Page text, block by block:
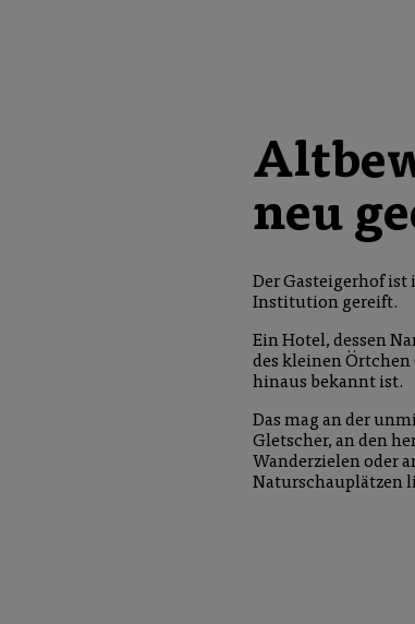
neu
Der Gasteigerhof
Institution gereift.
Ein Hotel, dessen
des kleinen
hinaus bekannt ist.
Das mag an der
Gletscher, an den
Wanderzielen oder
Naturschauplätzen